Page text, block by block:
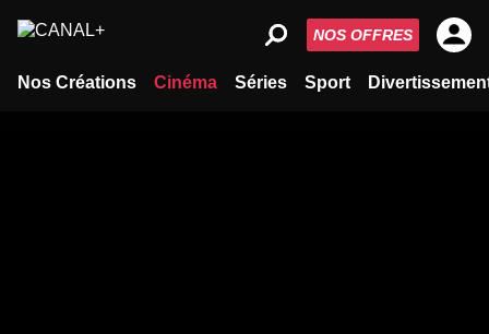
Nos Créations Cinéma Séries Sport
NOS OFFRES